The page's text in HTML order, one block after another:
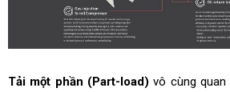
Tải một phần (Part-load) vô cùng